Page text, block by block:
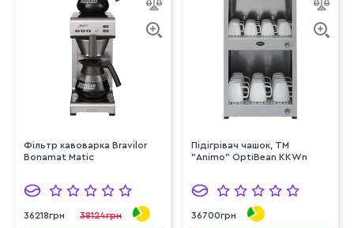
Фільтр кавоварка Bravilor
Bonamat Matic
36218грн 38124грн
Підігрівач чашок, ТМ
"Animo" OptiBean KKWn
36700грн